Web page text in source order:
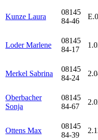
Kunze Laura
08145
84-46
Loder Marlene
08145
84-17
Merkel Sabrina
08145
84-24
Oberbacher
Sonja
08145
84-67
Ottens Max
08145
84-39